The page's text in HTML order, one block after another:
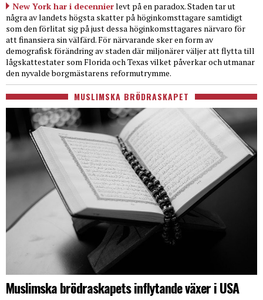
New York har i decennierlevt på en paradox. Staden tar ut
några av landets högsta skatter på höginkomsttagare samtidigt
som den förlitat sig på just dessa höginkomsttagares närvaro för
att finansiera sin välfärd. För närvarande sker en form av
demografisk förändring av staden där miljonärer väljer att flytta till
lågskattestater som Florida och Texas vilket påverkar och utmanar
den nyvalde borgmästarens reformutrymme.
MUSLIMSKA BRÖDRASKAPET
Muslimska brödraskapets inflytande växer i USA